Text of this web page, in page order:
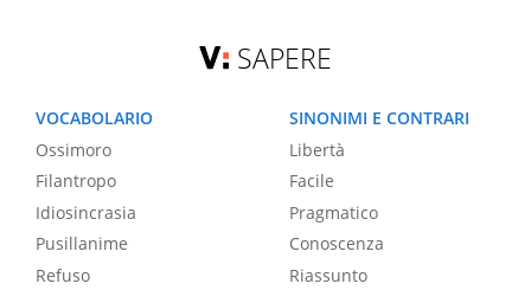
SAPERE
VOCABOLARIO
Ossimoro
Filantropo
Idiosincrasia
Pusillanime
Refuso
SINONIMI E CONTRARI
Libertà
Facile
Pragmatico
Conoscenza
Riassunto